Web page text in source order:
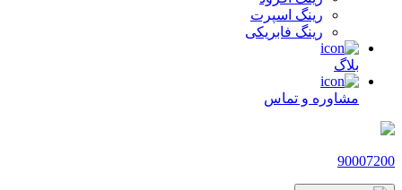
رینگ اسپرت
رینگ فابریکی
بلاگ
مشاوره و تماس
90007200